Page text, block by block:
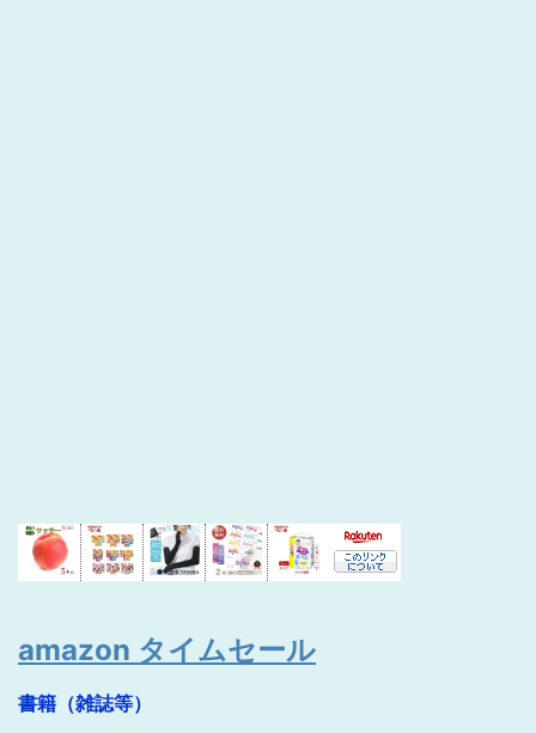
amazon タイムセール
書籍（雑誌等）